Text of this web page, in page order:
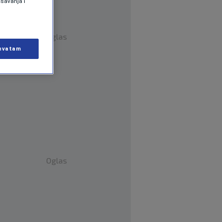
Oglas
Oglas